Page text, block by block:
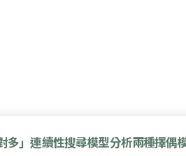
多」連續性搜尋模型分析兩種擇偶